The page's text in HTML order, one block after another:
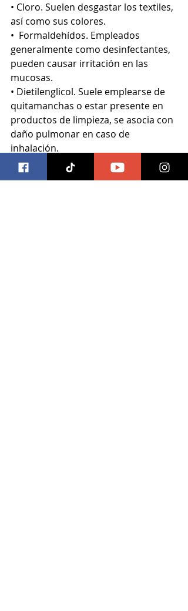
• Cloro. Suelen desgastar los textiles,
así como sus colores.
•  Formaldehídos. Empleados
generalmente como desinfectantes,
pueden causar irritación en las
mucosas.
• Dietilenglicol. Suele emplearse de
quitamanchas o estar presente en
productos de limpieza, se asocia con
daño pulmonar en caso de
inhalación.